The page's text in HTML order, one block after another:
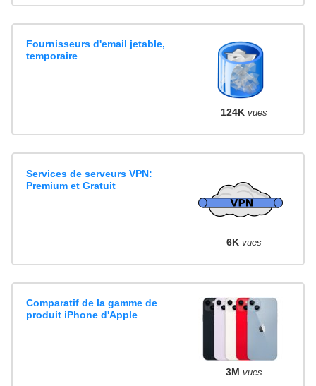
Fournisseurs d'email jetable,
temporaire
124K vues
Services de serveurs VPN:
Premium et Gratuit
6K vues
Comparatif de la gamme de
produit iPhone d'Apple
3M vues